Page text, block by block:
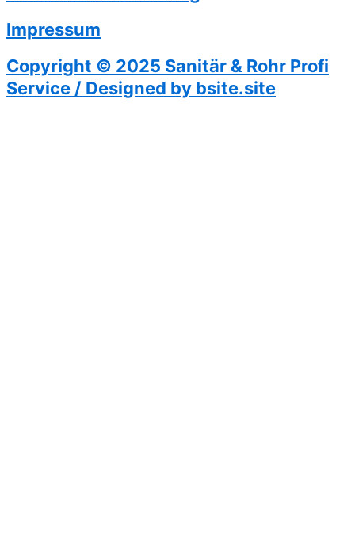
Impressum
Copyright © 2025 Sanitär & Rohr Profi
Service / Designed by bsite.site